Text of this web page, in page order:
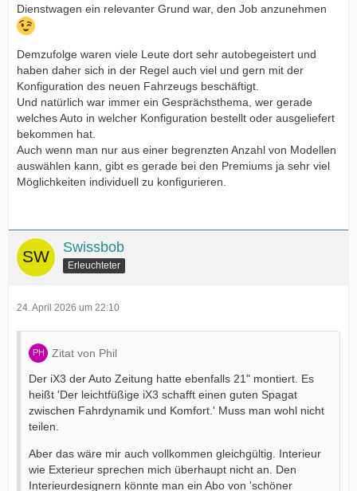
Dienstwagen ein relevanter Grund war, den Job anzunehmen
Demzufolge waren viele Leute dort sehr autobegeistert und
haben daher sich in der Regel auch viel und gern mit der
Konfiguration des neuen Fahrzeugs beschäftigt.
Und natürlich war immer ein Gesprächsthema, wer gerade
welches Auto in welcher Konfiguration bestellt oder ausgeliefert
bekommen hat.
Auch wenn man nur aus einer begrenzten Anzahl von Modellen
auswählen kann, gibt es gerade bei den Premiums ja sehr viel
Möglichkeiten individuell zu konfigurieren.
Swissbob
Erleuchteter
24. April 2026 um 22:10
Zitat von Phil
Der iX3 der Auto Zeitung hatte ebenfalls 21" montiert. Es
heißt 'Der leichtfüßige iX3 schafft einen guten Spagat
zwischen Fahrdynamik und Komfort.' Muss man wohl nicht
teilen.
Aber das wäre mir auch vollkommen gleichgültig. Interieur
wie Exterieur sprechen mich überhaupt nicht an. Den
Interieurdesignern könnte man ein Abo von 'schöner